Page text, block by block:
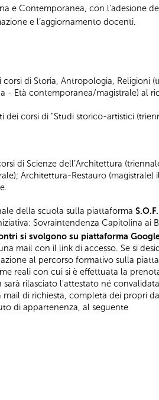
e Contemporanea, con l’adesione
e l’aggiornamento docenti.
di Storia, Antropologia, Religioni
- Età contemporanea/magistrale) al
corsi di "Studi storico-artistici
di Scienze dell’Architettura
Architettura-Restauro
della scuola sulla piattaforma
Sovraintendenza Capitolina ai
si svolgono su piattaforma
mail con il link di accesso. Se si
al percorso formativo sulla
reali con cui si è effettuata la
rilasciato l'attestato né
di richiesta, completa dei propri
di appartenenza, al seguente